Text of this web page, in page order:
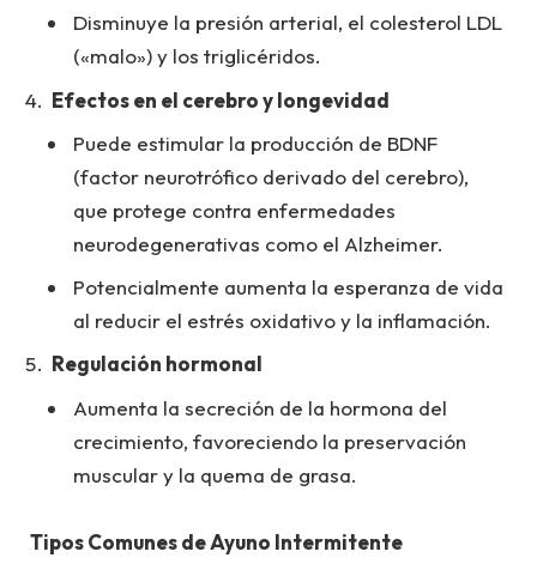
Disminuye la presión arterial, el colesterol LDL
(«malo») y los triglicéridos.
Efectos en el cerebro y longevidad
Puede estimular la producción de BDNF
(factor neurotrófico derivado del cerebro),
que protege contra enfermedades
neurodegenerativas como el Alzheimer.
Potencialmente aumenta la esperanza de vida
al reducir el estrés oxidativo y la inflamación.
Regulación hormonal
Aumenta la secreción de la hormona del
crecimiento, favoreciendo la preservación
muscular y la quema de grasa.
Tipos Comunes de Ayuno Intermitente